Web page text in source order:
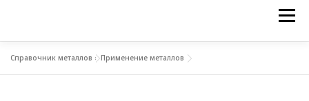
Меню
Справочник металлов »Применение металлов